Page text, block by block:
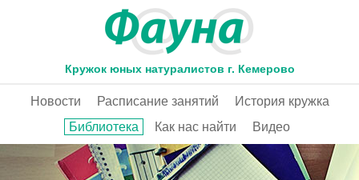
Кружок юных натуралистов г. Кемерово
Новости Расписание занятий
История кружка
Библиотека
Как нас найти Видео